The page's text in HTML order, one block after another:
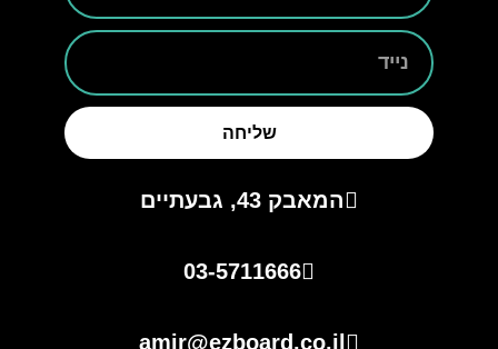
שליחה
המאבק 43, גבעתיים
03-5711666
amir@ezboard.co.il